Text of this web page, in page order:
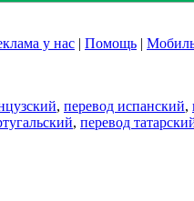
у нас | Помощь |
, перевод испанский,
, перевод